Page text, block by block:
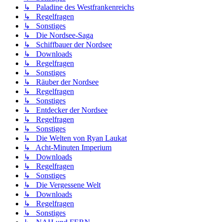
↳ Paladine des Westfrankenreichs
↳ Regelfragen
↳ Sonstiges
↳ Die Nordsee-Saga
↳ Schiffbauer der Nordsee
↳ Downloads
↳ Regelfragen
↳ Sonstiges
↳ Räuber der Nordsee
↳ Regelfragen
↳ Sonstiges
↳ Entdecker der Nordsee
↳ Regelfragen
↳ Sonstiges
↳ Die Welten von Ryan Laukat
↳ Acht-Minuten Imperium
↳ Downloads
↳ Regelfragen
↳ Sonstiges
↳ Die Vergessene Welt
↳ Downloads
↳ Regelfragen
↳ Sonstiges